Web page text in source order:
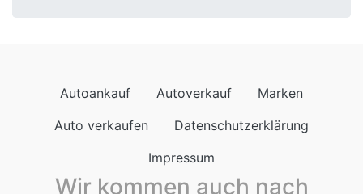
Autoankauf Autoverkauf
Marken
Auto verkaufen
Datenschutzerklärung
Impressum
Wir kommen auch nach